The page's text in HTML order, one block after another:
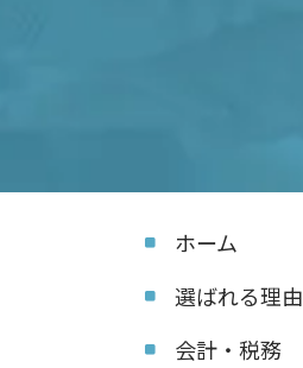
ホーム
選ばれる理由
会計・税務